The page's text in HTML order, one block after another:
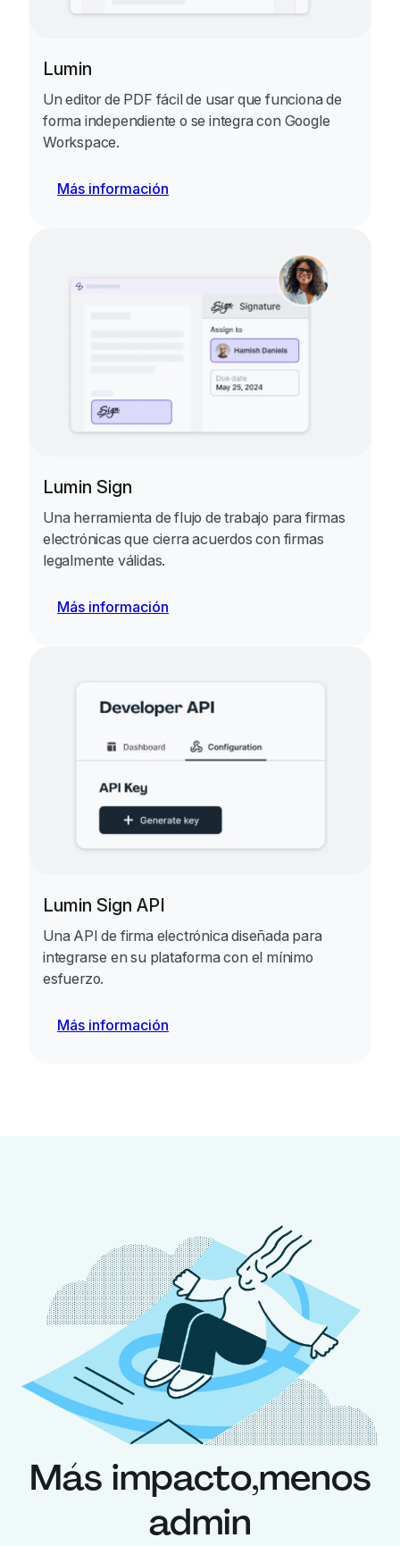
Lumin
Un editor de PDF fácil de usar que funciona de
forma independiente o se integra con Google
Workspace.
Más información
Lumin Sign
Una herramienta de flujo de trabajo para firmas
electrónicas que cierra acuerdos con firmas
legalmente válidas.
Más información
Lumin Sign API
Una API de firma electrónica diseñada para
integrarse en su plataforma con el mínimo
esfuerzo.
Más información
Más impacto,menos
admin